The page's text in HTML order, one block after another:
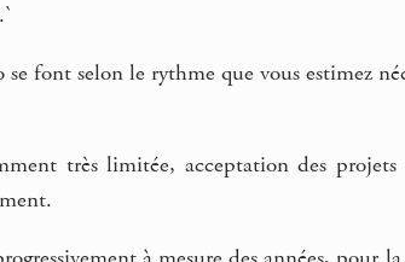
se font selon le rythme que vous estimez
très limitée, acceptation des